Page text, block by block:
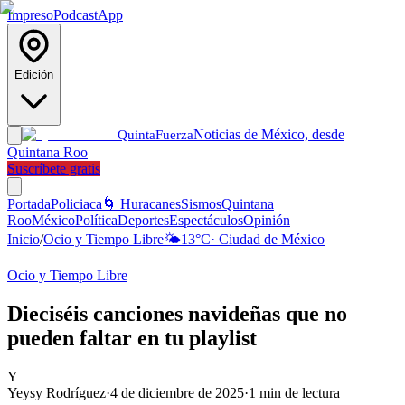
ImpresoPodcastApp
Edición
QuintaFuerzaNoticias de México, desde
Quintana Roo
Suscríbete gratis
PortadaPoliciaca 🌀 HuracanesSismosQuintana
RooMéxicoPolíticaDeportesEspectáculosOpinión
Inicio/Ocio y Tiempo Libre🌤️13°C· Ciudad de México
Ocio y Tiempo Libre
Dieciséis canciones navideñas que no
pueden faltar en tu playlist
Y
Yeysy Rodríguez·4 de diciembre de 2025·1 min de lectura